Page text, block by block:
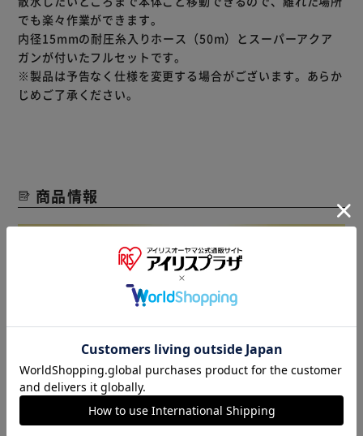
でも楽々作業ができます。
内径15mmの耐圧糸入りホース（50m）とスーパーアクア
ガンが付いたフルセットです。
※製品は予告なく仕様を変更する場合がございます。あらか
じめご了承ください。
商品情報
▼ 食品・飲料おすすめ ▼